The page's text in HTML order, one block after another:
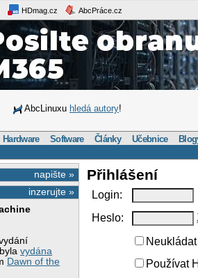
HDmag.cz AbcPráce.cz
AbcLinuxu hledá autory!
Hardware Software Články Učebnice
napište »
inzerujte »
bylavydána
Dawn of the
Přihlášení
Login:
Heslo:
Používat